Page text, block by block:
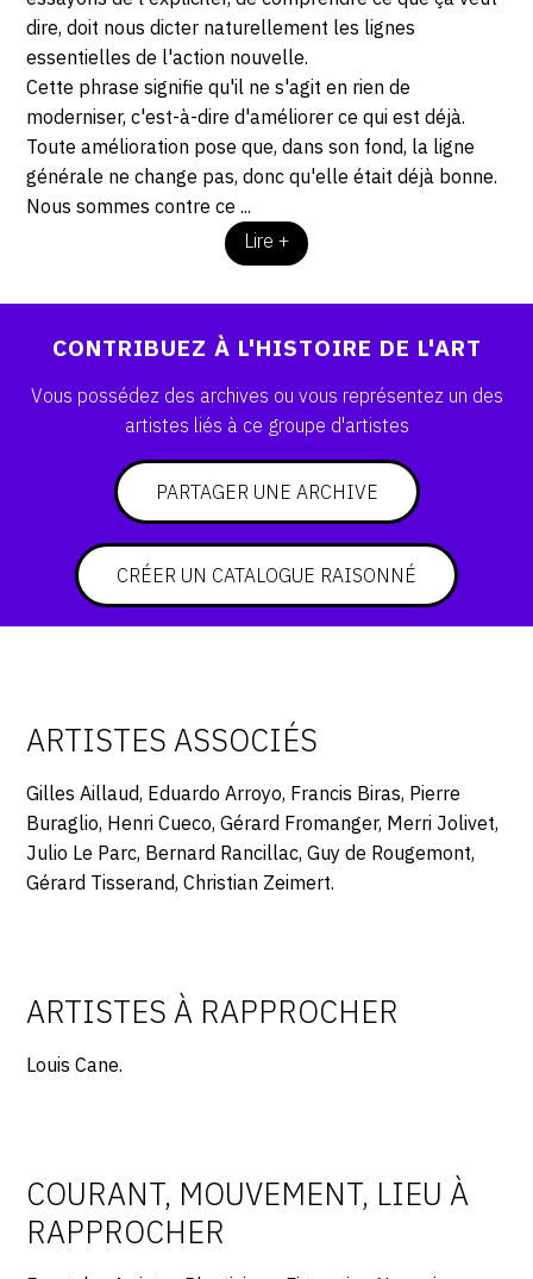
dire, doit nous dicter naturellement les lignes
essentielles de l'action nouvelle.
Cette phrase signifie qu'il ne s'agit en rien de
moderniser, c'est-à-dire d'améliorer ce qui est déjà.
Toute amélioration pose que, dans son fond, la ligne
générale ne change pas, donc qu'elle était déjà bonne.
Nous sommes contre ce ...
Lire +
CONTRIBUEZ À L'HISTOIRE DE L'ART
Vous possédez des archives ou vous représentez un des
artistes liés à ce groupe d'artistes
PARTAGER UNE ARCHIVE
CRÉER UN CATALOGUE RAISONNÉ
ARTISTES ASSOCIÉS
Gilles Aillaud, Eduardo Arroyo, Francis Biras, Pierre
Buraglio, Henri Cueco, Gérard Fromanger, Merri Jolivet,
Julio Le Parc, Bernard Rancillac, Guy de Rougemont,
Gérard Tisserand, Christian Zeimert.
ARTISTES À RAPPROCHER
Louis Cane.
COURANT, MOUVEMENT, LIEU À
RAPPROCHER